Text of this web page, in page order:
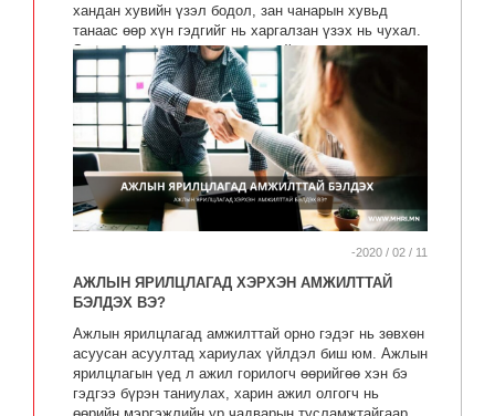
хандан хувийн үзэл бодол, зан чанарын хувьд
танаас өөр хүн гэдгийг нь харгалзан үзэх нь чухал.
Энэ ялгаа нь эхэндээ жижиг зүйл мэт санагддаг
цаашдаа ямар үр нөлөөтэй байх нь хэрхэн зөв
шийдэл гаргахаас хамаарна. Хүмүүсийн үзэл
бодлыг ялгаатай байдлыг хүлээн авч хүндэтгэлтэй
хандсанаар та сайн үр дүнд хүрч шилдэг ажилтан
болоход нэг алхам ойртон очлоо гэсэн үг.
-2020 / 02 / 11
АЖЛЫН ЯРИЛЦЛАГАД ХЭРХЭН АМЖИЛТТАЙ
БЭЛДЭХ ВЭ?
Ажлын ярилцлагад амжилттай орно гэдэг нь зөвхөн
асуусан асуултад хариулах үйлдэл биш юм. Ажлын
ярилцлагын үед л ажил горилогч өөрийгөө хэн бэ
гэдгээ бүрэн таниулах, харин ажил олгогч нь